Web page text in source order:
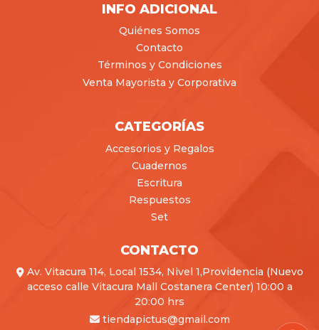
INFO ADICIONAL
Quiénes Somos
Contacto
Términos y Condiciones
Venta Mayorista y Corporativa
CATEGORÍAS
Accesorios y Regalos
Cuadernos
Escritura
Respuestos
Set
CONTACTO
Av. Vitacura 114, Local 1534, Nivel 1,Providencia (Nuevo
acceso calle Vitacura Mall Costanera Center) 10:00 a
20:00 hrs
tiendapictus@gmail.com